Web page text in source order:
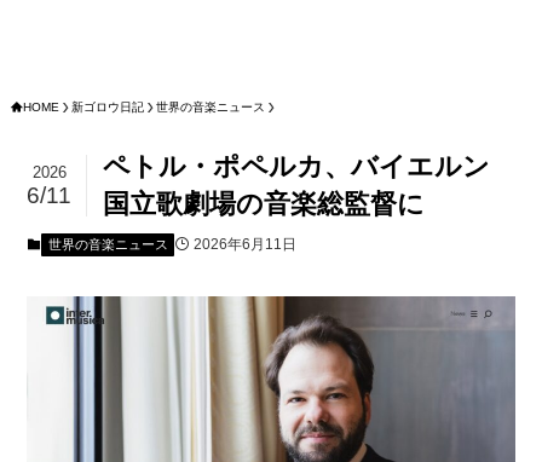
HOME 新ゴロウ日記 世界の音楽ニュース
ペトル・ポペルカ、バイエルン
国立歌劇場の音楽総監督に
2026
6/11
世界の音楽ニュース 2026年6月11日